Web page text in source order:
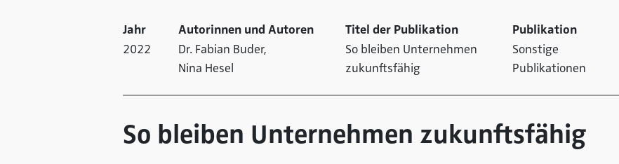
Jahr
2022
Autorinnen und Autoren
Dr. Fabian Buder,
Nina Hesel
Titel der Publikation
So bleiben Unternehmen
zukunftsfähig
Publikation
Sonstige
Publikationen
So bleiben Unternehmen zukunftsfähig